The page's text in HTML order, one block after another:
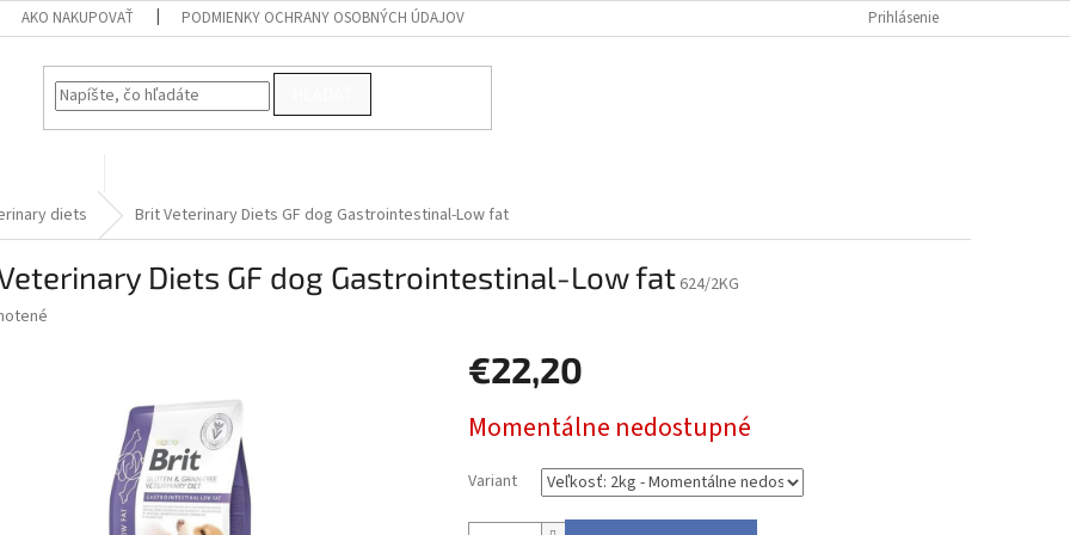
AKO NAKUPOVAŤ PODMIENKY OCHRANY OSOBNÝCH ÚDAJOV Prihlásenie
diets Brit Veterinary Diets GF dog Gastrointestinal-Low fat
Diets GF dog Gastrointestinal-Low fat 624/2KG
€22,20
cena:
Momentálne nedostupné
Variant